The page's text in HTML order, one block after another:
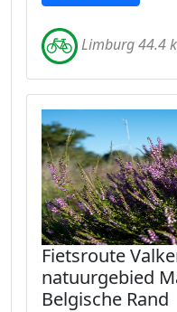
Limburg 44.4
Fietsroute
natuurgebied
Belgische Rand